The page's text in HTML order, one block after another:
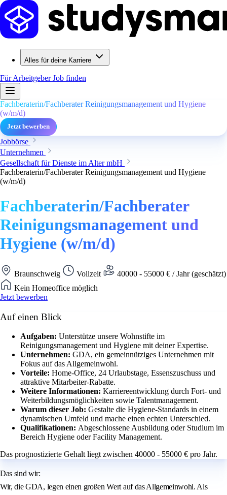
Alles für deine Karriere
Für ArbeitgeberJob finden
Fachberaterin/Fachberater Reinigungsmanagement und Hygiene
(w/m/d)
Jetzt bewerben
Jobbörse
Unternehmen
Gesellschaft für Dienste im Alter mbH
Fachberaterin/Fachberater Reinigungsmanagement und Hygiene
(w/m/d)
Fachberaterin/Fachberater
Reinigungsmanagement und
Hygiene (w/m/d)
Braunschweig Vollzeit
40000 - 55000 € / Jahr (geschätzt)
Kein Homeoffice möglich
Jetzt bewerben
Auf einen Blick
Aufgaben: Unterstütze unsere Wohnstifte im
Reinigungsmanagement und Hygiene mit deiner Expertise.
Unternehmen: GDA, ein gemeinnütziges Unternehmen mit
Fokus auf das Allgemeinwohl.
Vorteile: Home-Office, 24 Urlaubstage, Essenszuschuss und
attraktive Mitarbeiter-Rabatte.
Weitere Informationen: Karriereentwicklung durch Fort- und
Weiterbildungsmöglichkeiten sowie Talentmanagement.
Warum dieser Job: Gestalte die Hygiene-Standards in einem
dynamischen Umfeld und mache einen echten Unterschied.
Qualifikationen: Abgeschlossene Ausbildung oder Studium im
Bereich Hygiene oder Facility Management.
Das prognostizierte Gehalt liegt zwischen 40000 - 55000 € pro Jahr.
Das sind wir:
Wir, die GDA, legen einen großen Wert auf das Allgemeinwohl. Als